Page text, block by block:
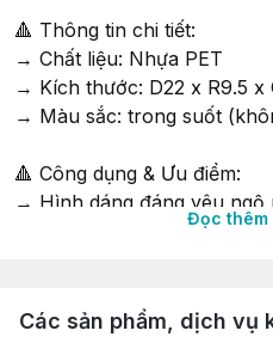
🔺 Thông tin chi tiết:
→ Chất liệu: Nhựa PET
→ Kích thước: D22 x R9.5 x
→ Màu sắc: trong suốt
🔺 Công dụng & Ưu điểm:
→ Hình dáng đáng yêu ngộ
→ Chất liệu dày dặn, an
→ Dùng làm tặng phẩm cho
Đọc thêm
Các sản phẩm, dịch vụ